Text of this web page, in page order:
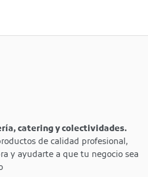
catering y colectividades.
de calidad profesional,
y ayudarte a que tu negocio sea